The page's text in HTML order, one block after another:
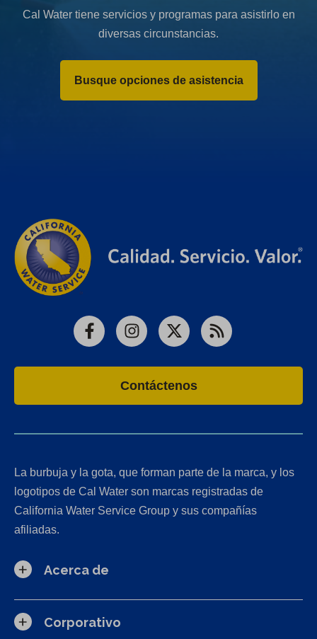
Cal Water tiene servicios y programas para asistirlo en
diversas circunstancias.
Busque opciones de asistencia
FacebookInstagram
X RSS
Contáctenos
La burbuja y la gota, que forman parte de la marca, y los
logotipos de Cal Water son marcas registradas de
California Water Service Group y sus compañías
afiliadas.
Acerca de
Corporativo